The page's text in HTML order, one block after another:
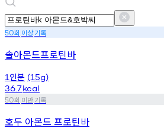
50회 이상기록
솔아몬드프로틴바
1 인분 (15g)
36.7kcal
50회 미만기록
호두 아몬드 프로틴바